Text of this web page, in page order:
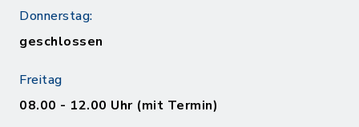
Donnerstag:
geschlossen
Freitag
08.00 - 12.00 Uhr (mit Termin)